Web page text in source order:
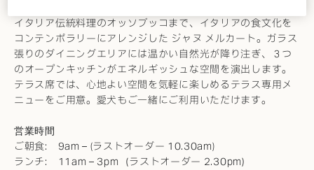
イタリア伝統料理のオッソブッコまで、イタリアの食文化を
コンテンポラリーにアレンジした ジャヌ メルカート。ガラス
張りのダイニングエリアには温かい自然光が降り注ぎ、３つ
のオープンキッチンがエネルギッシュな空間を演出します。
テラス席では、心地よい空間を気軽に楽しめるテラス専用メ
ニューをご用意。愛犬もご一緒にご利用いただけます。
営業時間
ご朝食: 9am – (ラストオーダー 10.30am)
ランチ: 11am – 3pm（ラストオーダー 2.30pm）